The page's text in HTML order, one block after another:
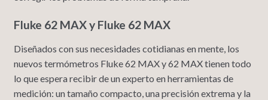
Fluke 62 MAX y Fluke 62 MAX
Diseñados con sus necesidades cotidianas en mente, los
nuevos termómetros Fluke 62 MAX y 62 MAX tienen todo
lo que espera recibir de un experto en herramientas de
medición: un tamaño compacto, una precisión extrema y la